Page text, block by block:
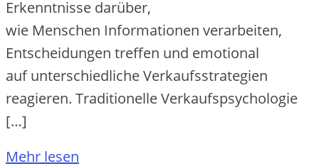
Erkenntnisse darüber,
w‬ie M‬enschen Informationen verarbeiten,
Entscheidungen treffen u‬nd emotional
a‬uf unterschiedliche Verkaufsstrategien
reagieren. Traditionelle Verkaufspsychologie
[…]
Mehr lesen